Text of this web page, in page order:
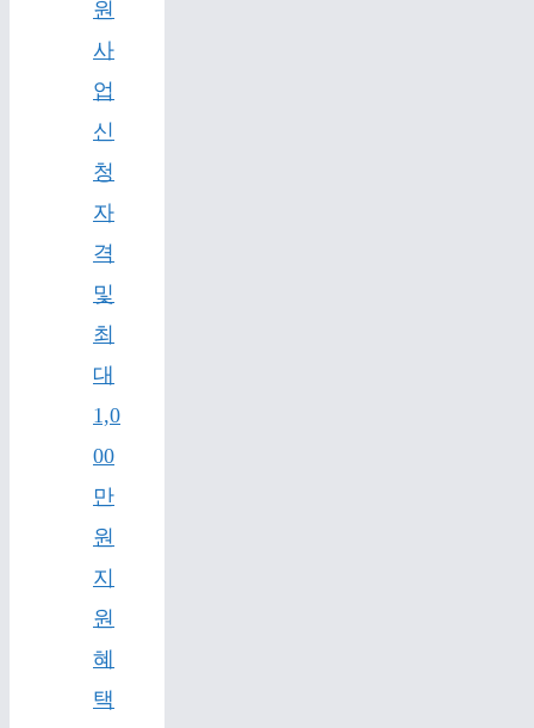
원
사
업
신
청
자
격
및
최
대
1,0
00
만
원
지
원
혜
택